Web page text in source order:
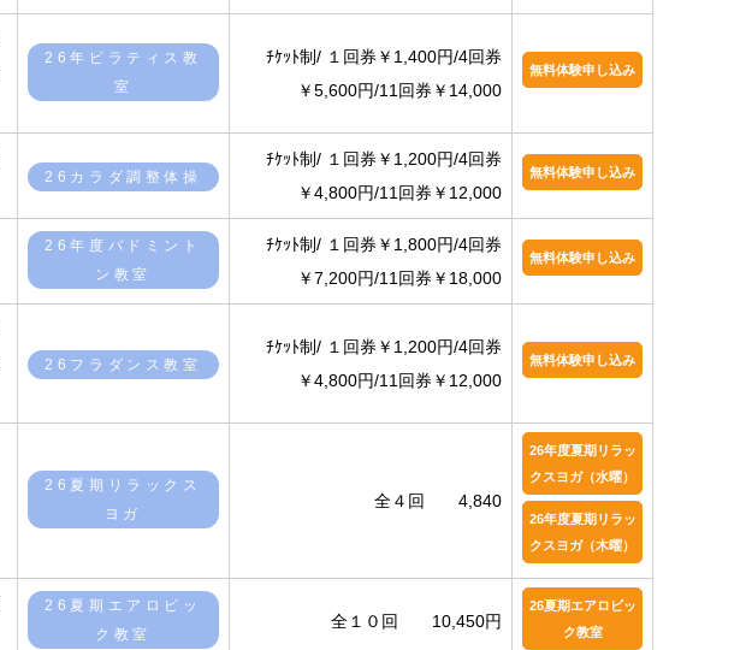
26年ピラティス教
室
ﾁｹｯﾄ制/ １回券￥1,400円/4回券
￥5,600円/11回券￥14,000
無料体験申し込み
26カラダ調整体操
ﾁｹｯﾄ制/ １回券￥1,200円/4回券
￥4,800円/11回券￥12,000
無料体験申し込み
26年度バドミント
ン教室
ﾁｹｯﾄ制/ １回券￥1,800円/4回券
￥7,200円/11回券￥18,000
無料体験申し込み
26フラダンス教室
ﾁｹｯﾄ制/ １回券￥1,200円/4回券
￥4,800円/11回券￥12,000
無料体験申し込み
26夏期リラックス
ヨガ
全４回 4,840
26年度夏期リラッ
クスヨガ（水曜）
26年度夏期リラッ
クスヨガ（木曜）
26夏期エアロビッ
ク教室
全１０回 10,450円
26夏期エアロビッ
ク教室